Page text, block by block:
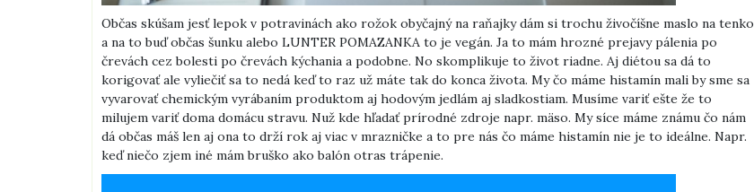
Občas skúšam jesť lepok v potravinách ako rožok obyčajný na raňajky dám si trochu živočíšne maslo na tenko
a na to buď občas šunku alebo LUNTER POMAZANKA to je vegán. Ja to mám hrozné prejavy pálenia po
črevách cez bolesti po črevách kýchania a podobne. No skomplikuje to život riadne. Aj diétou sa dá to
korigovať ale vyliečiť sa to nedá keď to raz už máte tak do konca života. My čo máme histamín mali by sme sa
vyvarovať chemickým vyrábaním produktom aj hodovým jedlám aj sladkostiam. Musíme variť ešte že to
milujem variť doma domácu stravu. Nuž kde hľadať prírodné zdroje napr. mäso. My síce máme známu čo nám
dá občas máš len aj ona to drží rok aj viac v mrazničke a to pre nás čo máme histamín nie je to ideálne. Napr.
keď niečo zjem iné mám bruško ako balón otras trápenie.